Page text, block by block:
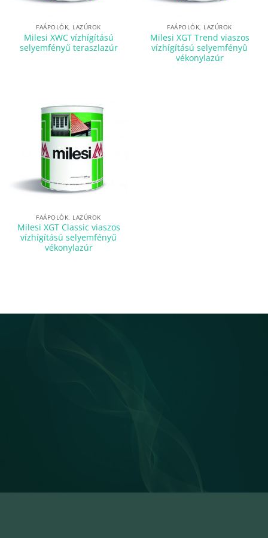
FAÁPOLÓK, LAZÚROK
Milesi XWC vízhígítású
selyemfényű teraszlazúr
FAÁPOLÓK, LAZÚROK
Milesi XGT Trend viaszos
vízhígítású selyemfényû
vékonylazúr
FAÁPOLÓK, LAZÚROK
Milesi XGT Classic viaszos
vízhígítású selyemfényű
vékonylazúr